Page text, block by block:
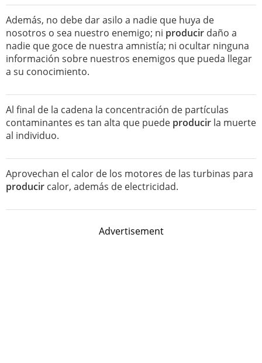
Además, no debe dar asilo a nadie que huya de
nosotros o sea nuestro enemigo; ni producir daño a
nadie que goce de nuestra amnistía; ni ocultar ninguna
información sobre nuestros enemigos que pueda llegar
a su conocimiento.
Al final de la cadena la concentración de partículas
contaminantes es tan alta que puede producir la muerte
al individuo.
Aprovechan el calor de los motores de las turbinas para
producir calor, además de electricidad.
Advertisement